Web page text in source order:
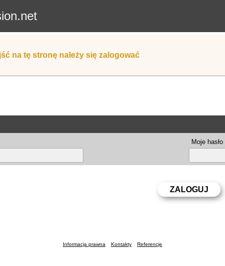
na tę stronę należy się zalogować
Moje hasło
Informacja prawna Kontakty Referencje